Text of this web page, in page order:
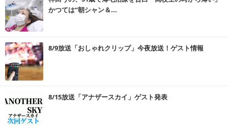
かつては“朝シャン＆...
8/9放送「おしゃれクリップ」今夜放送！ゲスト情報
8/15放送「アナザースカイ」ゲスト発表